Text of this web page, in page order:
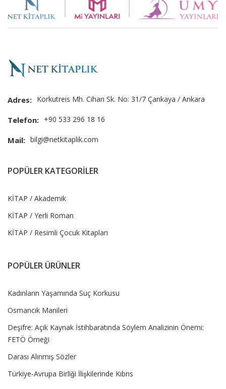
Slider
Adres: Korkutreis Mh. Cihan Sk. No: 31/7 Çankaya / Ankara
Telefon: +90 533 296 18 16
Mail: bilgi@netkitaplik.com
POPÜLER KATEGORİLER
KİTAP / Akademik
KİTAP / Yerli Roman
KİTAP / Resimli Çocuk Kitapları
POPÜLER ÜRÜNLER
Kadınların Yaşamında Suç Korkusu
Osmancık Manileri
Deşifre: Açık Kaynak İstihbaratında Söylem Analizinin Önemi:
FETÖ Örneği
Darası Alınmış Sözler
Türkiye-Avrupa Birliği İlişkilerinde Kıbrıs